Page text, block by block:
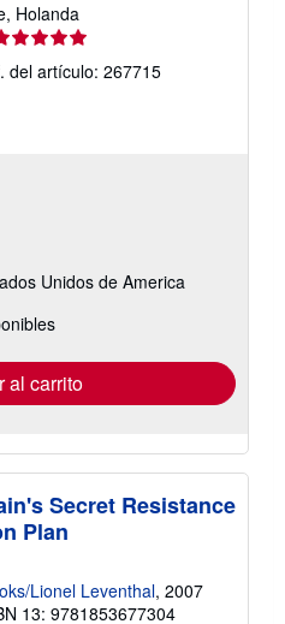
Holanda
del artículo: 267715
Unidos de America
al carrito
Secret Resistance
Plan
Lionel Leventhal, 2007
13: 9781853677304